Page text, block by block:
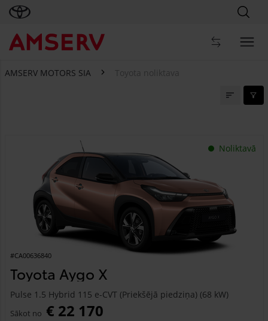
AMSERV MOTORS SIA Toyota noliktava
Noliktavā
#CA00636840
Toyota Aygo X
Pulse 1.5 Hybrid 115 e-CVT (Priekšējā piedziņa) (68 kW)
Sākot no € 22 170